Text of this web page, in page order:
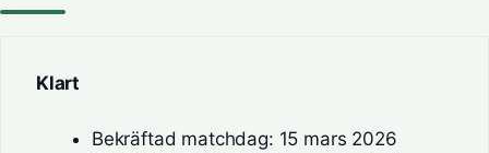
Klart
Bekräftad matchdag: 15 mars 2026